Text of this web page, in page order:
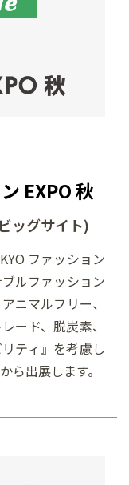
EXPO 秋
グサイト)
ファッション
ルファッション
ニマルフリー、
ード、脱炭素、
ティ』を考慮し
ら出展します。